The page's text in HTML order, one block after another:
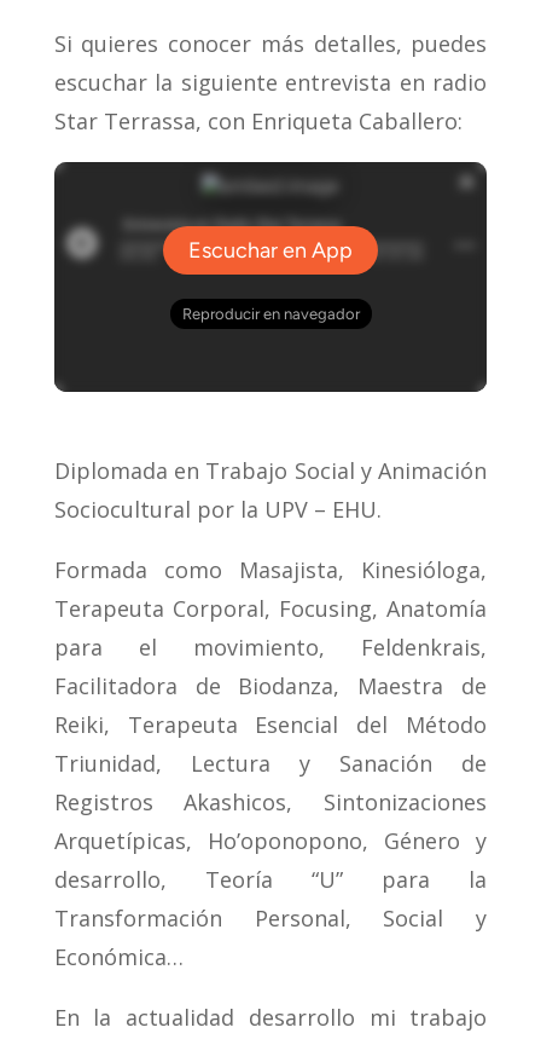
Si quieres conocer más detalles, puedes
escuchar la siguiente entrevista en radio
Star Terrassa, con Enriqueta Caballero:
Diplomada en Trabajo Social y Animación
Sociocultural por la UPV – EHU.
Formada como Masajista, Kinesióloga,
Terapeuta Corporal, Focusing, Anatomía
para el movimiento, Feldenkrais,
Facilitadora de Biodanza, Maestra de
Reiki, Terapeuta Esencial del Método
Triunidad, Lectura y Sanación de
Registros Akashicos, Sintonizaciones
Arquetípicas, Ho’oponopono, Género y
desarrollo, Teoría “U” para la
Transformación Personal, Social y
Económica…
En la actualidad desarrollo mi trabajo